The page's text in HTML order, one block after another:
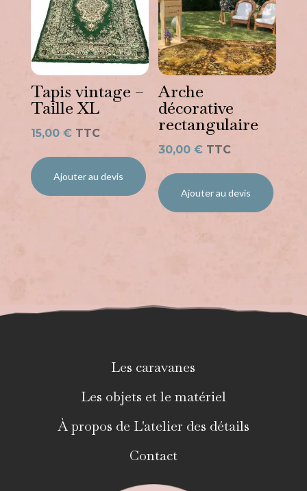
Tapis vintage –
Taille XL
15,00 € TTC
Ajouter au devis
Arche
décorative
rectangulaire
30,00€ TTC
Ajouter au devis
Les caravanes
Les objets et le matériel
À propos de L'atelier des détails
Contact